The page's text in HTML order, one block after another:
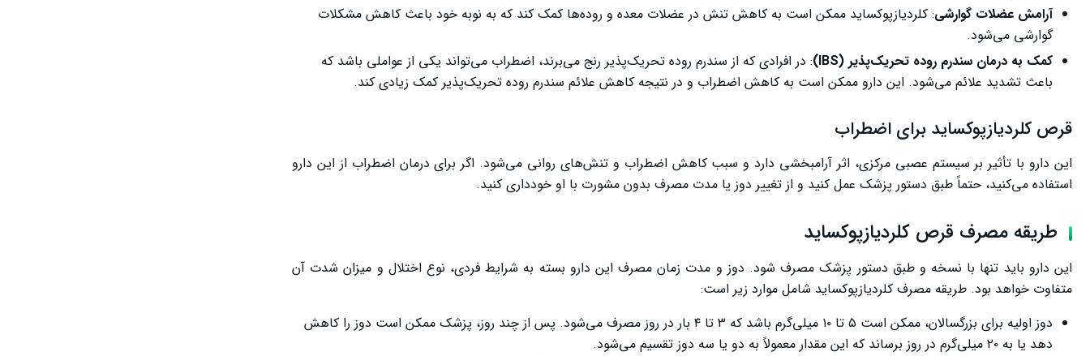
آرامش عضلات گوارشی: کلردیازپوکساید ممکن است به کاهش تنش در عضلات معده و روده‌ها کمک کند که به نوبه خود باعث کاهش مشکلات
گوارشی می‌شود.
کمک به درمان سندرم روده تحریک‌پذیر (IBS
): در افرادی که از سندرم روده تحریک‌پذیر رنج می‌برند، اضطراب می‌تواند یکی از عواملی باشد که
باعث تشدید علائم می‌شود. این دارو ممکن است به کاهش اضطراب و در نتیجه کاهش علائم سندرم روده تحریک‌پذیر کمک زیادی کند.
قرص کلردیازپوکساید برای اضطراب
این دارو با تأثیر بر سیستم عصبی مرکزی، اثر آرامبخشی دارد و سبب کاهش اضطراب و تنش‌های روانی می‌شود. اگر برای درمان اضطراب از این دارو
استفاده می‌کنید، حتماً طبق دستور پزشک عمل کنید و از تغییر دوز یا مدت مصرف بدون مشورت با او خودداری کنید.
طریقه مصرف قرص کلردیازپوکساید
این دارو باید تنها با نسخه و طبق دستور پزشک مصرف شود. دوز و مدت زمان مصرف این دارو بسته به شرایط فردی، نوع اختلال و میزان شدت آن
متفاوت خواهد بود. طریقه مصرف کلردیازپوکساید شامل موارد زیر است:
دوز اولیه برای بزرگسالان، ممکن است ۵ تا ۱۰ میلی‌گرم باشد که ۳ تا ۴ بار در روز مصرف می‌شود. پس از چند روز، پزشک ممکن است دوز را کاهش
دهد یا به ۲۰ میلی‌گرم در روز برساند که این مقدار معمولاً به دو یا سه دوز تقسیم می‌شود.